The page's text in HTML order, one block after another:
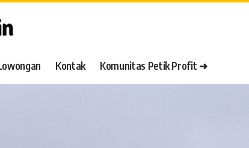
Kontak Komunitas Petik Profit ➜